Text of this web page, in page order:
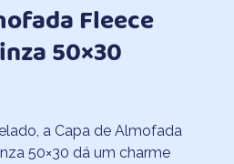
Fleece
50×30
a Capa de Almofada
50×30 dá um charme